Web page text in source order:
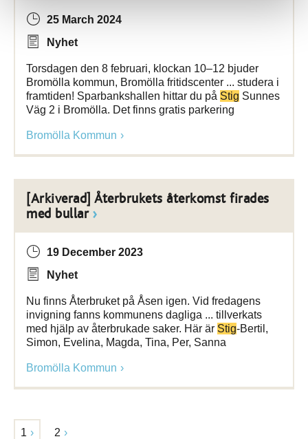
25 March 2024
Nyhet
Torsdagen den 8 februari, klockan 10–12 bjuder
Bromölla kommun, Bromölla fritidscenter ... studera i
framtiden! Sparbankshallen hittar du på Stig Sunnes
Väg 2 i Bromölla. Det finns gratis parkering
Bromölla Kommun
[Arkiverad] Återbrukets återkomst firades
med bullar
19 December 2023
Nyhet
Nu finns Återbruket på Åsen igen. Vid fredagens
invigning fanns kommunens dagliga ... tillverkats
med hjälp av återbrukade saker. Här är Stig-Bertil,
Simon, Evelina, Magda, Tina, Per, Sanna
Bromölla Kommun
1 2